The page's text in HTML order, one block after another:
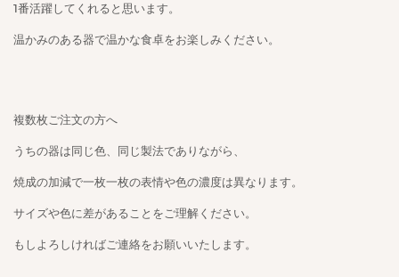
1番活躍してくれると思います。
温かみのある器で温かな食卓をお楽しみください。
複数枚ご注文の方へ
うちの器は同じ色、同じ製法でありながら、
焼成の加減で一枚一枚の表情や色の濃度は異なります。
サイズや色に差があることをご理解ください。
もしよろしければご連絡をお願いいたします。